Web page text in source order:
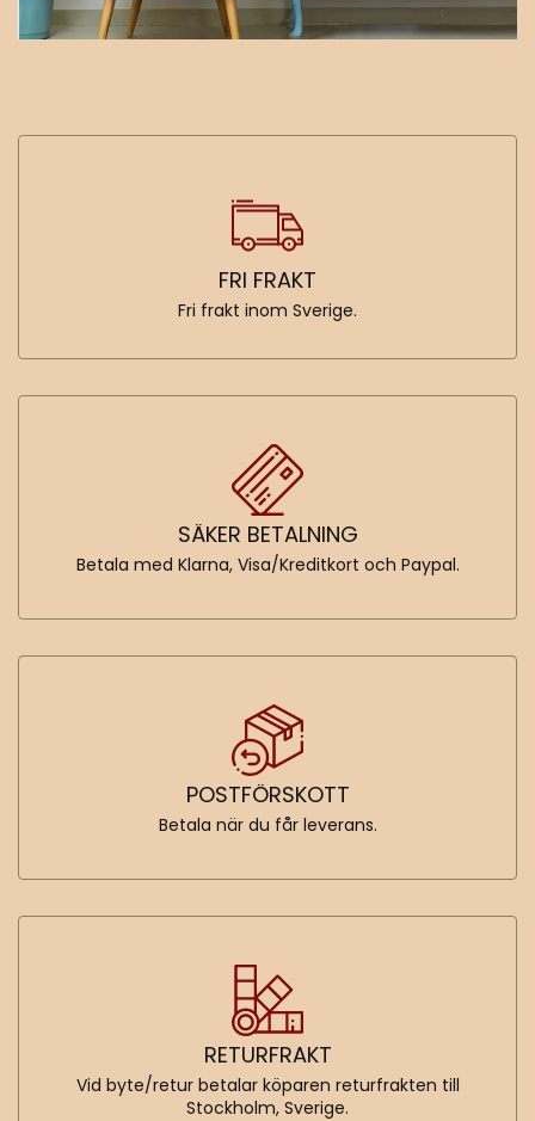
FRI FRAKT
Fri frakt inom Sverige.
SÄKER BETALNING
Betala med Klarna, Visa/Kreditkort och Paypal.
POSTFÖRSKOTT
Betala när du får leverans.
RETURFRAKT
Vid byte/retur betalar köparen returfrakten till
Stockholm, Sverige.